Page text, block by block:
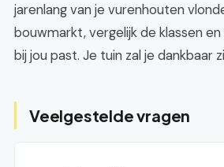
jarenlang van je vurenhouten
bouwmarkt, vergelijk de klassen
bij jou past. Je tuin zal je dankbaar
Veelgestelde vragen